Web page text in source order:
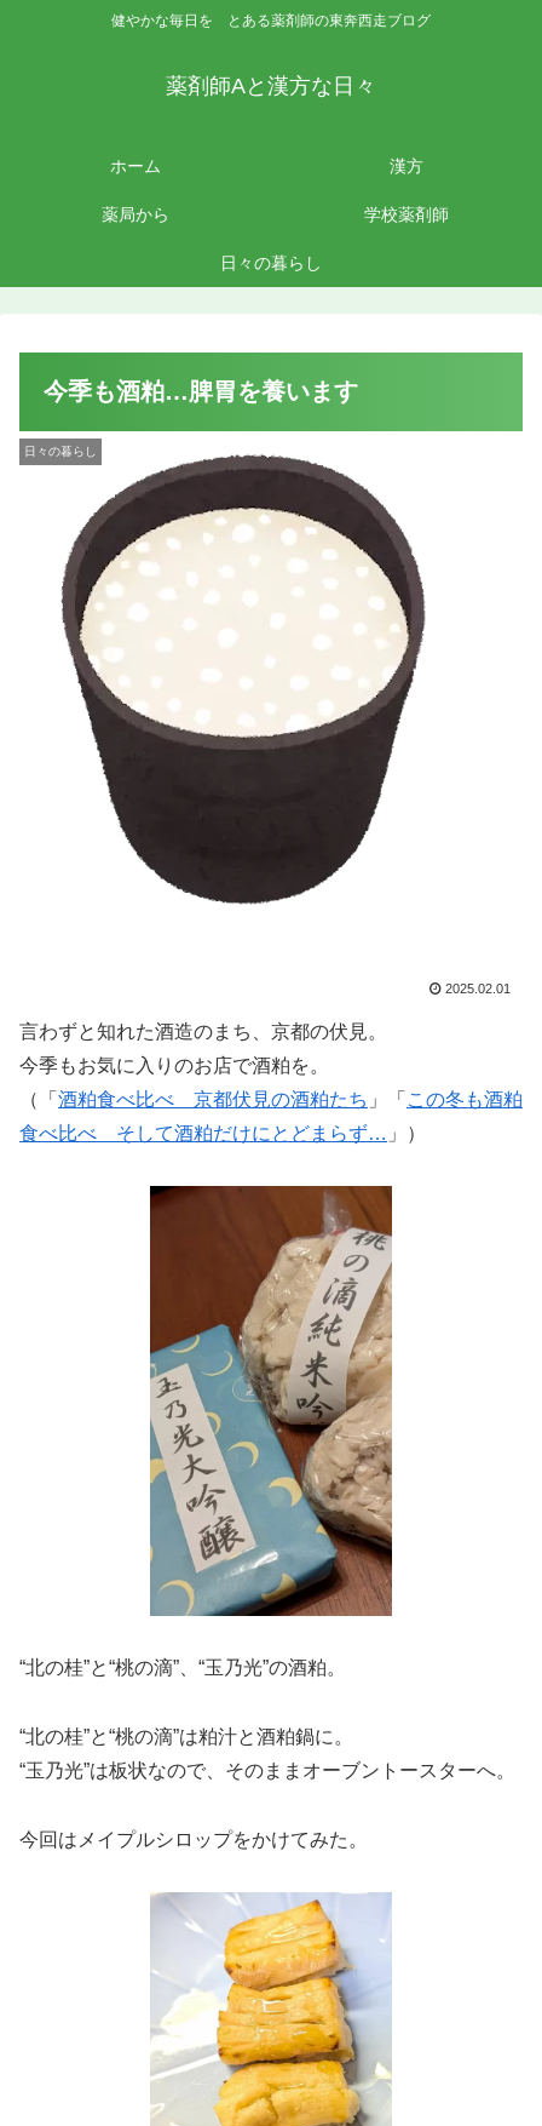
健やかな毎日を とある薬剤師の東奔西走ブログ
薬剤師Aと漢方な日々
ホーム 漢方
薬局から 学校薬剤師
日々の暮らし
今季も酒粕…脾胃を養います
日々の暮らし
2025.02.01
言わずと知れた酒造のまち、京都の伏見。
今季もお気に入りのお店で酒粕を。
（「 酒粕食べ比べ 京都伏見の酒粕たち 」「 この冬も酒粕
食べ比べ そして酒粕だけにとどまらず… 」）
“北の桂”と“桃の滴”、“玉乃光”の酒粕。
“北の桂”と“桃の滴”は粕汁と酒粕鍋に。
“玉乃光”は板状なので、そのままオーブントースターへ。
今回はメイプルシロップをかけてみた。